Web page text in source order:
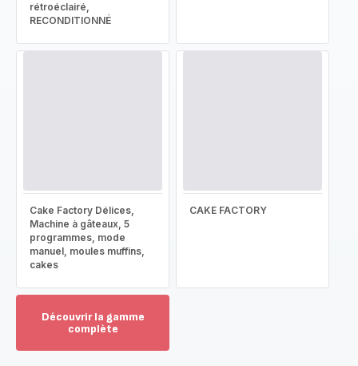
rétroéclairé,
RECONDITIONNÉ
Cake Factory Délices,
Machine à gâteaux, 5
programmes, mode
manuel, moules muffins,
cakes
CAKE FACTORY
Découvrir la gamme
complète